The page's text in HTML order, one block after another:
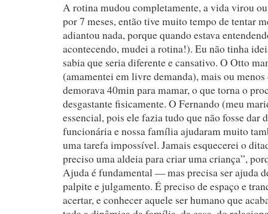
A rotina mudou completamente, a vida virou
por 7 meses, então tive muito tempo de tentar
adiantou nada, porque quando estava
acontecendo, mudei a rotina!). Eu não tinha
sabia que seria diferente e cansativo. O Otto
(amamentei em livre demanda), mais ou menos
demorava 40min para mamar, o que torna o
desgastante fisicamente. O Fernando (meu
essencial, pois ele fazia tudo que não fosse dar
funcionária e nossa família ajudaram muito
uma tarefa impossível. Jamais esquecerei o
preciso uma aldeia para criar uma criança”,
Ajuda é fundamental — mas precisa ser ajuda
palpite e julgamento. É preciso de espaço e
acertar, e conhecer aquele ser humano que